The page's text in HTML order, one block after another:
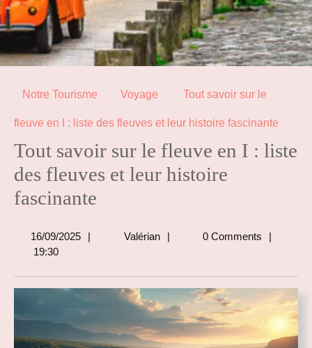
Notre Tourisme Voyage Tout savoir sur le
fleuve en I : liste des fleuves et leur histoire fascinante
Tout savoir sur le fleuve en I : liste
des fleuves et leur histoire
fascinante
16/09/2025 16/09/2025
Valérian Valérian0 Comments
19:30